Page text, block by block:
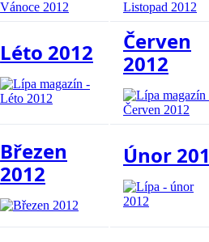
Léto 2012
Červen
2012
Březen
2012
Únor